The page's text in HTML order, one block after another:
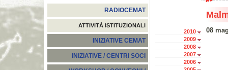
RADIOCEMAT
ATTIVITÀ ISTITUZIONALI
INIZIATIVE CEMAT
INIZIATIVE / CENTRI SOCI
2010
2009
2008
2007
2006
08